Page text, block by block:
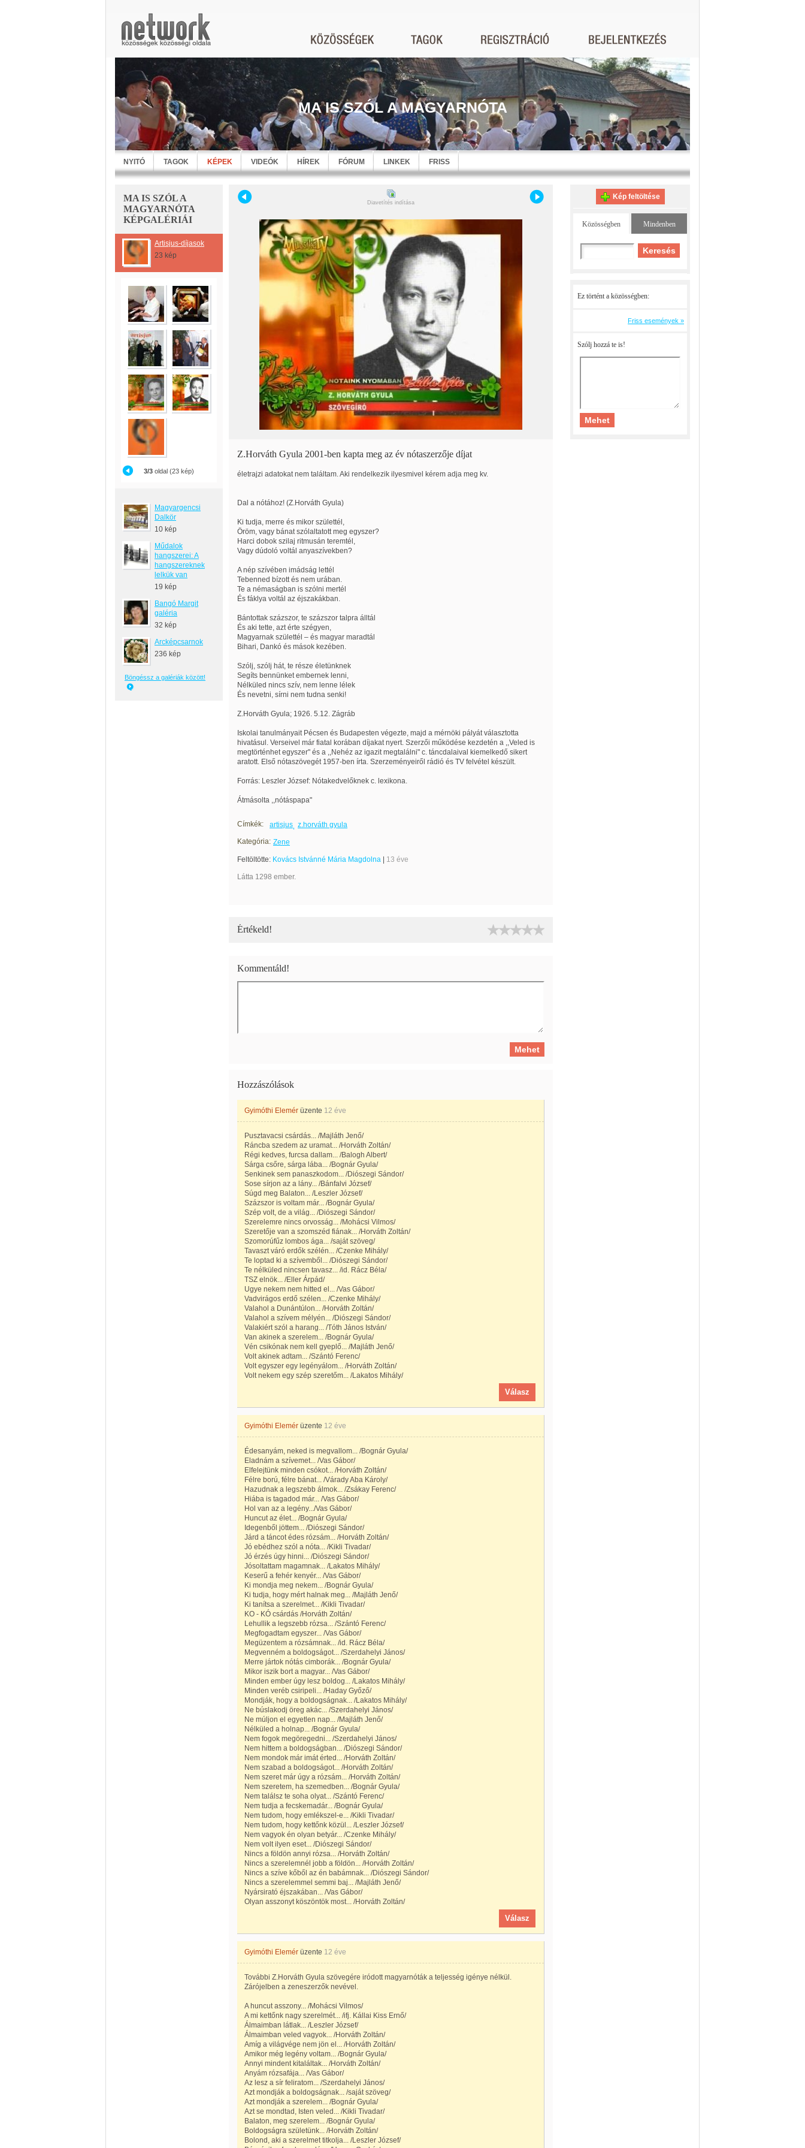
MA IS SZÓL A MAGYARNÓTA
NYITÓ TAGOK KÉPEK VIDEÓK HÍREK FÓRUM LINKEK FRISS
MA IS SZÓL A
MAGYARNÓTA
KÉPGALÉRIÁI
Artisjus-díjasok
23 kép
3/3 oldal (23 kép)
Magyargencsi
Dalkör
10 kép
Műdalok
hangszerei: A
hangszereknek
lelkük van
19 kép
Bangó Margit
galéria
32 kép
Arcképcsarnok
236 kép
Böngéssz a galériák között!
Diavetítés indítása
Z.Horváth Gyula 2001-ben kapta meg az év nótaszerzője díjat
életrajzi adatokat nem találtam. Aki rendelkezik ilyesmivel kérem adja meg kv.
Dal a nótához! (Z.Horváth Gyula)
Ki tudja, merre és mikor születtél,
Öröm, vagy bánat szólaltatott meg egyszer?
Harci dobok szilaj ritmusán teremtél,
Vagy dúdoló voltál anyaszívekben?
A nép szívében imádság lettél
Tebenned bízott és nem urában.
Te a némaságban is szólni mertél
És fáklya voltál az éjszakákban.
Bántottak százszor, te százszor talpra álltál
És aki tette, azt érte szégyen,
Magyarnak születtél – és magyar maradtál
Bihari, Dankó és mások kezében.
Szólj, szólj hát, te része életünknek
Segíts bennünket embernek lenni,
Nélküled nincs szív, nem lenne lélek
És nevetni, sírni nem tudna senki!
Z.Horváth Gyula; 1926. 5.12. Zágráb
Iskolai tanulmányait Pécsen és Budapesten végezte, majd a mérnöki pályát választotta
hivatásul. Verseivel már fiatal korában díjakat nyert. Szerzői működése kezdetén a ,,Veled is
megtörténhet egyszer" és a ,,Nehéz az igazit megtalálni" c. táncdalaival kiemelkedő sikert
aratott. Első nótaszövegét 1957-ben írta. Szerzeményeiről rádió és TV felvétel készült.
Forrás: Leszler József: Nótakedvelőknek c. lexikona.
Átmásolta ,,nótáspapa"
Címkék: artisjus z.horváth gyula
Kategória: Zene
Feltöltötte: Kovács Istvánné Mária Magdolna 13 éve
Látta 1298 ember.
Értékeld!
Kommentáld!
Hozzászólások
Gyimóthi Elemér üzente 12 éve
Pusztavacsi csárdás... /Majláth Jenő/
Ráncba szedem az uramat... /Horváth Zoltán/
Régi kedves, furcsa dallam... /Balogh Albert/
Sárga csőre, sárga lába... /Bognár Gyula/
Senkinek sem panaszkodom... /Diószegi Sándor/
Sose sírjon az a lány... /Bánfalvi József/
Súgd meg Balaton... /Leszler József/
Százszor is voltam már... /Bognár Gyula/
Szép volt, de a világ... /Diószegi Sándor/
Szerelemre nincs orvosság... /Mohácsi Vilmos/
Szeretője van a szomszéd fiának... /Horváth Zoltán/
Szomorúfűz lombos ága... /saját szöveg/
Tavaszt váró erdők szélén... /Czenke Mihály/
Te loptad ki a szívemből... /Diószegi Sándor/
Te nélküled nincsen tavasz... /id. Rácz Béla/
TSZ elnök... /Eller Árpád/
Ugye nekem nem hitted el... /Vas Gábor/
Vadvirágos erdő szélen... /Czenke Mihály/
Valahol a Dunántúlon... /Horváth Zoltán/
Valahol a szívem mélyén... /Diószegi Sándor/
Valakiért szól a harang... /Tóth János István/
Van akinek a szerelem... /Bognár Gyula/
Vén csikónak nem kell gyeplő... /Majláth Jenő/
Volt akinek adtam... /Szántó Ferenc/
Volt egyszer egy legényálom... /Horváth Zoltán/
Volt nekem egy szép szeretőm... /Lakatos Mihály/
Válasz
Gyimóthi Elemér üzente 12 éve
Édesanyám, neked is megvallom... /Bognár Gyula/
Eladnám a szívemet... /Vas Gábor/
Elfelejtünk minden csókot... /Horváth Zoltán/
Félre ború, félre bánat... /Várady Aba Károly/
Hazudnak a legszebb álmok... /Zsákay Ferenc/
Hiába is tagadod már... /Vas Gábor/
Hol van az a legény.../Vas Gábor/
Huncut az élet... /Bognár Gyula/
Idegenből jöttem... /Diószegi Sándor/
Járd a táncot édes rózsám... /Horváth Zoltán/
Jó ebédhez szól a nóta... /Kikli Tivadar/
Jó érzés úgy hinni... /Diószegi Sándor/
Jósoltattam magamnak... /Lakatos Mihály/
Keserű a fehér kenyér... /Vas Gábor/
Ki mondja meg nekem... /Bognár Gyula/
Ki tudja, hogy mért halnak meg... /Majláth Jenő/
Ki tanítsa a szerelmet... /Kikli Tivadar/
KO - KÓ csárdás /Horváth Zoltán/
Lehullik a legszebb rózsa... /Szántó Ferenc/
Megfogadtam egyszer... /Vas Gábor/
Megüzentem a rózsámnak... /id. Rácz Béla/
Megvenném a boldogságot... /Szerdahelyi János/
Merre jártok nótás cimborák... /Bognár Gyula/
Mikor iszik bort a magyar... /Vas Gábor/
Minden ember úgy lesz boldog... /Lakatos Mihály/
Minden veréb csiripeli... /Haday Győző/
Mondják, hogy a boldogságnak... /Lakatos Mihály/
Ne búslakodj öreg akác... /Szerdahelyi János/
Ne múljon el egyetlen nap... /Majláth Jenő/
Nélküled a holnap... /Bognár Gyula/
Nem fogok megöregedni... /Szerdahelyi János/
Nem hittem a boldogságban... /Diószegi Sándor/
Nem mondok már imát érted... /Horváth Zoltán/
Nem szabad a boldogságot... /Horváth Zoltán/
Nem szeret már úgy a rózsám... /Horváth Zoltán/
Nem szeretem, ha szemedben... /Bognár Gyula/
Nem találsz te soha olyat... /Szántó Ferenc/
Nem tudja a fecskemadár... /Bognár Gyula/
Nem tudom, hogy emlékszel-e... /Kikli Tivadar/
Nem tudom, hogy kettőnk közül... /Leszler József/
Nem vagyok én olyan betyár... /Czenke Mihály/
Nem volt ilyen eset... /Diószegi Sándor/
Nincs a földön annyi rózsa... /Horváth Zoltán/
Nincs a szerelemnél jobb a földön... /Horváth Zoltán/
Nincs a szíve kőből az én babámnak... /Diószegi Sándor/
Nincs a szerelemmel semmi baj... /Majláth Jenő/
Nyársirató éjszakában... /Vas Gábor/
Olyan asszonyt köszöntök most... /Horváth Zoltán/
Válasz
Gyimóthi Elemér üzente 12 éve
További Z.Horváth Gyula szövegére iródott magyarnóták a teljesség igénye nélkül.
Zárójelben a zeneszerzők nevével.
A huncut asszony... /Mohácsi Vilmos/
A mi kettőnk nagy szerelmét... /ifj. Kállai Kiss Ernő/
Álmaimban látlak... /Leszler József/
Álmaimban veled vagyok... /Horváth Zoltán/
Amíg a világvége nem jön el... /Horváth Zoltán/
Amikor még legény voltam... /Bognár Gyula/
Annyi mindent kitaláltak... /Horváth Zoltán/
Anyám rózsafája... /Vas Gábor/
Az lesz a sír feliratom... /Szerdahelyi János/
Azt mondják a boldogságnak... /saját szöveg/
Azt mondják a szerelem... /Bognár Gyula/
Azt se mondtad, Isten veled... /Kikli Tivadar/
Balaton, meg szerelem... /Bognár Gyula/
Boldogságra születünk... /Horváth Zoltán/
Bolond, aki a szerelmet titkolja... /Leszler József/
Kép feltöltése
Közösségben Mindenben
Ez történt a közösségben:
Friss események »
Szólj hozzá te is!